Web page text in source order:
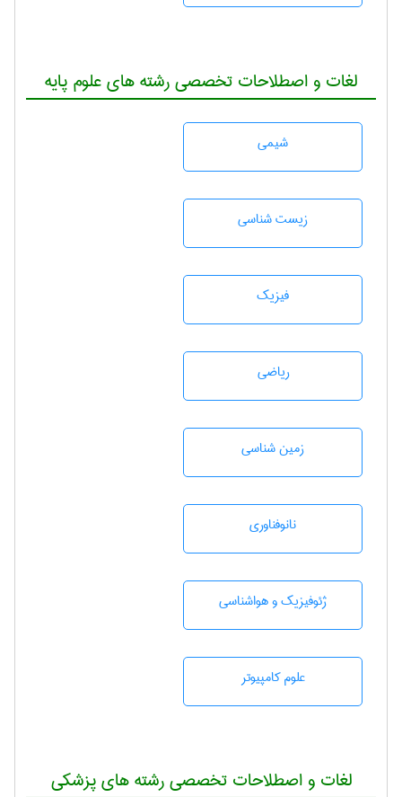
لغات و اصطلاحات تخصصی رشته های علوم پایه
شيمی
زيست شناسی
فیزیک
رياضی
زمين شناسی
نانوفناوری
ژئوفيزيك و هواشناسی
علوم کامپیوتر
لغات و اصطلاحات تخصصی رشته های پزشکی